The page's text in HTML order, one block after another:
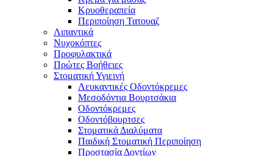
Κρυοθεραπεία
Περιποίηση Τατουαζ
Λιπαντικά
Νυχοκόπτες
Προφυλακτικά
Πρώτες Βοήθειες
Στοματική Υγιεινή
Λευκαντικές Οδοντόκρεμες
Μεσοδόντια Βουρτσάκια
Οδοντόκρεμες
Οδοντόβουρτσες
Στοματικά Διαλύματα
Παιδική Στοματική Περιποίηση
Προστασία Δοντίων